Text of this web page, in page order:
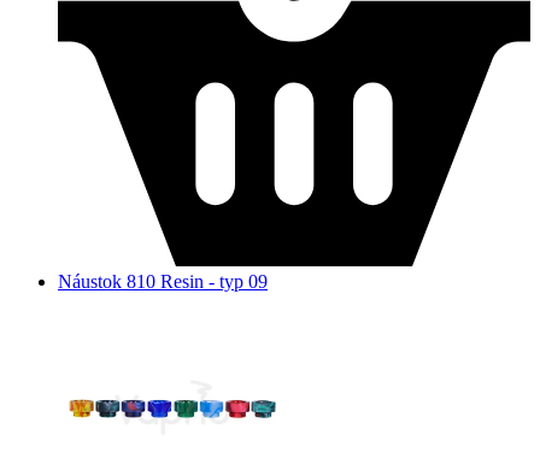
Náustok 810 Resin - typ 09